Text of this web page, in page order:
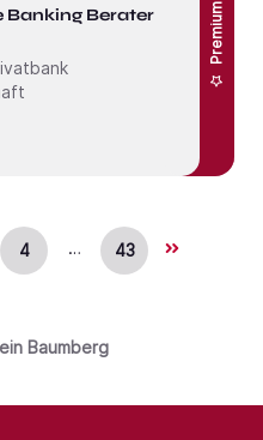
Banking Berater
Premium
4 … 43
Baumberg